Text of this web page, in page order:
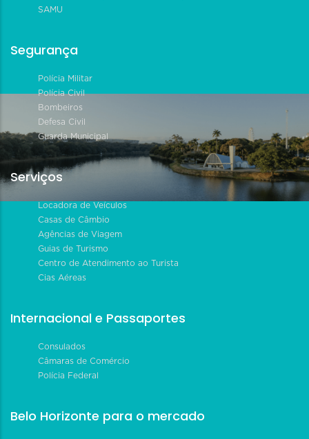
SAMU
Segurança
Polícia Militar
Polícia Civil
Bombeiros
Defesa Civil
Guarda Municipal
Serviços
Locadora de Veículos
Casas de Câmbio
Agências de Viagem
Guias de Turismo
Centro de Atendimento ao Turista
Cias Aéreas
Internacional e Passaportes
Consulados
Câmaras de Comércio
Polícia Federal
Belo Horizonte para o mercado